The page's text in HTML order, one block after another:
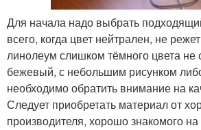
Для начала надо выбрать
всего, когда цвет нейтрален, не
линолеум слишком тёмного цвета не
бежевый, с небольшим рисунком
необходимо обратить внимание на
Следует приобретать материал от
производителя, хорошо знакомого